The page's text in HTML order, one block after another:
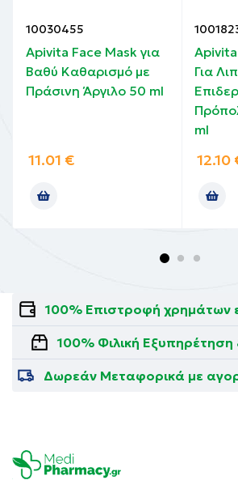
10030455
Apivita Face Mask για
Βαθύ Καθαρισμό με
Πράσινη Άργιλο 50 ml
11.01 €
Για
ml
12.10
100% Επιστροφή χρημάτων
100% Φιλική
Δωρεάν Μεταφορικά με